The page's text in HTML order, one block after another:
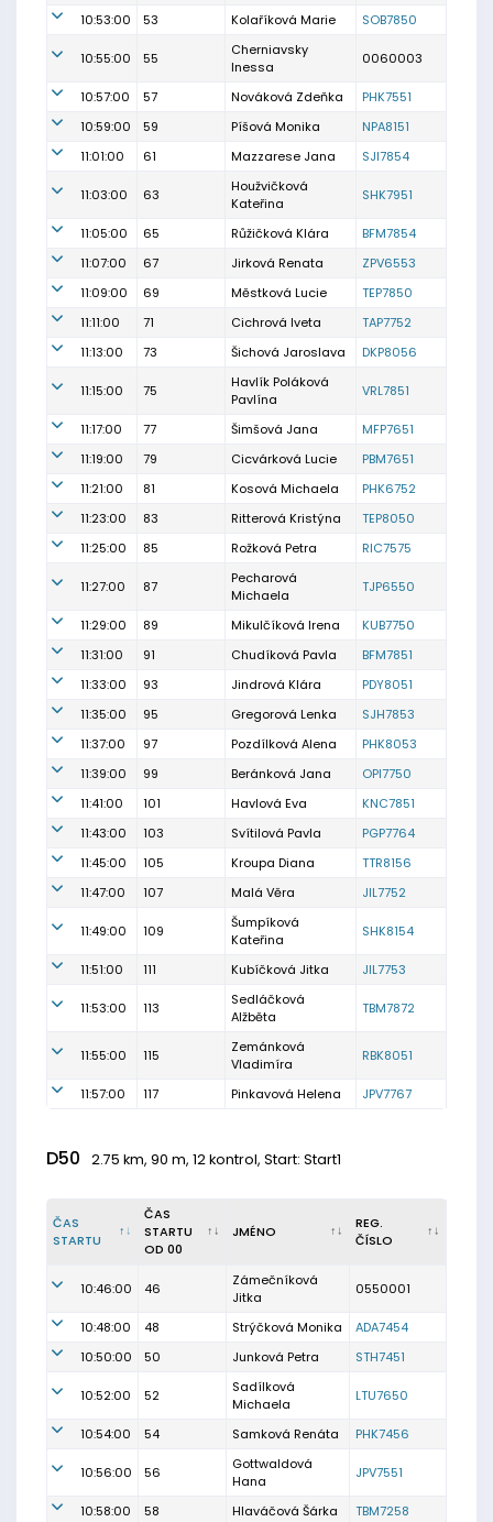
10:53:00 53 Kolaříková Marie SOB7850
10:55:00 55
Cherniavsky
Inessa
0060003
10:57:00 57 Nováková Zdeňka
PHK7551
10:59:00
59 Píšová Monika
NPA8151
11:01:00
61 Mazzarese Jana SJI7854
11:03:00 63
Houžvičková
Kateřina
SHK7951
11:05:00 65 Růžičková Klára
BFM7854
11:07:00
67 Jirková Renata
ZPV6553
11:09:00
69 Městková Lucie
TEP7850
11:11:00
71 Cichrová Iveta
TAP7752
11:13:00
73 Šichová Jaroslava DKP8056
11:15:00 75
Havlík Poláková
Pavlína
VRL7851
11:17:00 77 Šimšová Jana
MFP7651
11:19:00
79 Cicvárková Lucie
PBM7651
11:21:00
81 Kosová Michaela
PHK6752
11:23:00
83 Ritterová Kristýna
TEP8050
11:25:00
85 Rožková Petra RIC7575
11:27:00 87
Pecharová
Michaela
TJP6550
11:29:00 89 Mikulčíková Irena
KUB7750
11:31:00
91 Chudíková Pavla
BFM7851
11:33:00
93 Jindrová Klára
PDY8051
11:35:00
95 Gregorová Lenka
SJH7853
11:37:00
97 Pozdílková Alena
PHK8053
11:39:00
99 Beránková Jana
OPI7750
11:41:00
101 Havlová Eva
KNC7851
11:43:00
103 Svítilová Pavla
PGP7764
11:45:00
105 Kroupa Diana
TTR8156
11:47:00
107 Malá Věra JIL7752
11:49:00 109
Šumpíková
Kateřina
SHK8154
11:51:00 111 Kubíčková Jitka JIL7753
11:53:00 113
Sedláčková
Alžběta
TBM7872
11:55:00 115
Zemánková
Vladimíra
RBK8051
11:57:00 117 Pinkavová Helena JPV7767
D50 2.75 km, 90 m, 12 kontrol, Start: Start1
ČAS
STARTU
ČAS
STARTU
OD 00
JMÉNO
REG.
ČÍSLO
10:46:00 46
Zámečníková
Jitka
0550001
10:48:00 48 Strýčková Monika
ADA7454
10:50:00
50 Junková Petra STH7451
10:52:00 52
Sadílková
Michaela
LTU7650
10:54:00 54 Samková Renáta PHK7456
10:56:00 56
Gottwaldová
Hana
JPV7551
10:58:00 58 Hlaváčová Šárka
TBM7258